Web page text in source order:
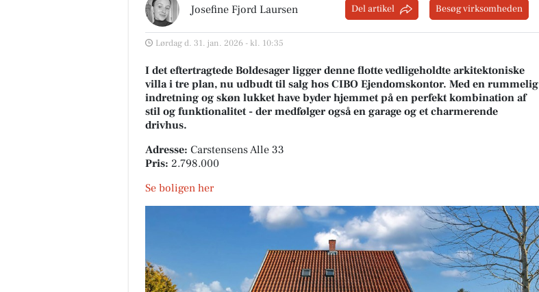
Josefine Fjord Laursen Del artikel Besøg virksomheden
Lørdag d. 31. jan. 2026 - kl. 10:35
I det eftertragtede Boldesager ligger denne flotte vedligeholdte arkitektoniske
villa i tre plan, nu udbudt til salg hos CIBO Ejendomskontor. Med en rummelig
indretning og skøn lukket have byder hjemmet på en perfekt kombination af
stil og funktionalitet - der medfølger også en garage og et charmerende
drivhus.
Adresse: Carstensens Alle 33
Pris: 2.798.000
Se boligen her